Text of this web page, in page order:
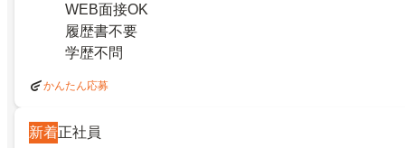
WEB面接OK
履歴書不要
学歴不問
かんたん応募
新着正社員